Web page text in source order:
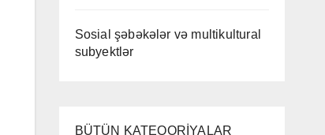
Sosial şəbəkələr və multikultural
subyektlər
BÜTÜN KATEQORİYALAR